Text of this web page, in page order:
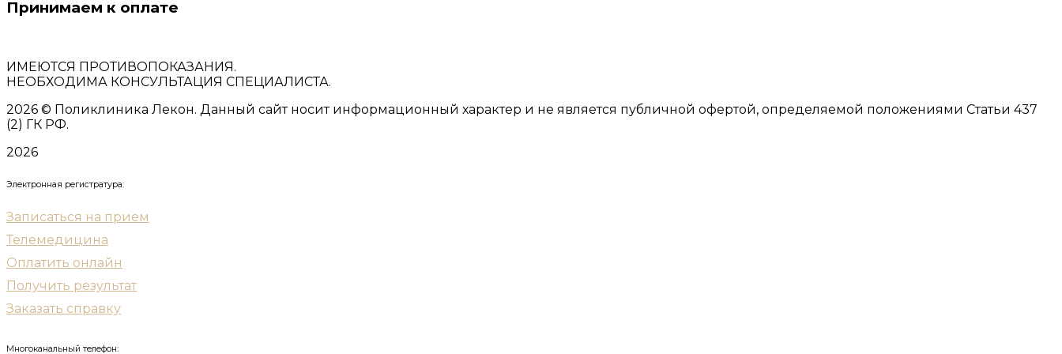
Принимаем к оплате
ИМЕЮТСЯ ПРОТИВОПОКАЗАНИЯ.
НЕОБХОДИМА КОНСУЛЬТАЦИЯ СПЕЦИАЛИСТА.
2026 © Поликлиника Лекон. Данный сайт носит информационный характер и не является публичной офертой, определяемой положениями Статьи 437
(2) ГК РФ.
2026
Электронная регистратура:
Записаться на прием
Телемедицина
Оплатить онлайн
Получить результат
Заказать справку
Многоканальный телефон: